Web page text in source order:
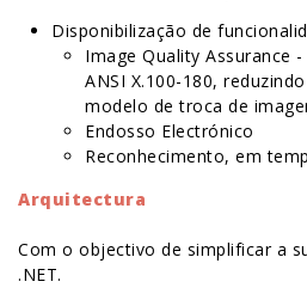
Disponibilização de
Image Quality Assurance -
ANSI X.100-180,
modelo de troca de
Endosso Electrónico
Reconhecimento, em
Arquitectura
Com o objectivo de simplificar a
.NET.